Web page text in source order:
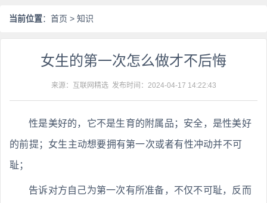
当前位置： 首页 > 知识
女生的第一次怎么做才不后悔
来源：互联网精选 发布时间： 2024-04-17 14:22:43
性是美好的，它不是生育的附属品；安全，是性美好
的前提；女生主动想要拥有第一次或者有性冲动并不可
耻；
告诉对方自己为第一次有所准备，不仅不可耻，反而